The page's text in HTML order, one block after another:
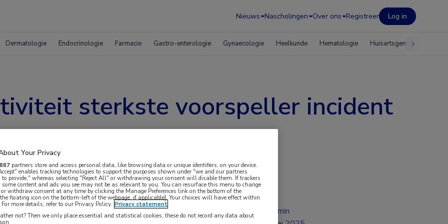
Nieuws Nascholingen Over ons Registreer Log in
Dermatologie Endocrinologie Farmacie Gastro-enterologie Gynaecologie Heelkunde Hematologie Huisartsgeneeskunde
sterkste voorspeller incident
worden onderverdeeld.
2 min
Your Privacy
887 partners store and access personal data, like browsing data or unique identifiers, on your device.
enables tracking technologies to support the purposes shown under "we and our partners
to provide," whereas selecting "Reject All" or withdrawing your consent will disable them. If trackers
some content and ads you see may not be as relevant to you. You can resurface this menu to change
or withdraw consent at any time by clicking the Manage Preferences link on the bottom of the
floating icon on the bottom-left of the webpage, if applicable]. Your choices will have effect within
more details, refer to our Privacy Policy. Privacy statement
not? Then we only place essential and statistical cookies, these do not record any data about